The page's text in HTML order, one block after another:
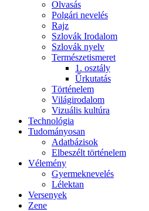
Olvasás
Polgári nevelés
Rajz
Szlovák Irodalom
Szlovák nyelv
Természetismeret
1. osztály
Űrkutatás
Történelem
Világirodalom
Vizuális kultúra
Technológia
Tudományosan
Adatbázisok
Elbeszélt történelem
Vélemény
Gyermeknevelés
Lélektan
Versenyek
Zene